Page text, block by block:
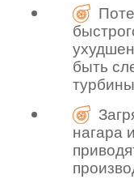
быть
нагара